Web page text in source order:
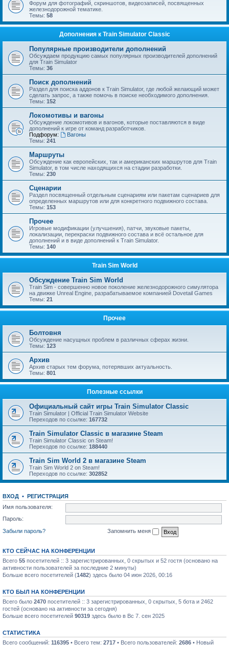
Форум для фотографий, скриншотов, видеозаписей, посвященных
железнодорожной тематике.
Темы: 58
Дополнения к Train Simulator Classic
Популярные производители дополнений
Обсуждаем продукцию самых популярных производителей дополнений
для Train Simulator
Темы: 36
Поиск дополнений
Раздел для поиска аддонов к Train Simulator, где любой желающий может
сделать запрос, а также помочь в поиске необходимого дополнения.
Темы: 152
Локомотивы и вагоны
Обсуждение локомотивов и вагонов, которые поставляются в виде
дополнений к игре от команд разработчиков.
Подфорум:
Вагоны
Темы: 241
Маршруты
Обсуждение как европейских, так и американских маршрутов для Train
Simulator, в том числе находящихся на стадии разработки.
Темы: 230
Сценарии
Раздел посвященный отдельным сценариям или пакетам сценариев для
определенных маршрутов или для конкретного подвижного состава.
Темы: 153
Прочее
Игровые модификации (улучшения), патчи, звуковые пакеты,
локализации, перекраски подвижного состава и всё остальное для
дополнений и в виде дополнений к Train Simulator.
Темы: 140
Train Sim World
Обсуждение Train Sim World
Train Sim - совершенно новое поколение железнодорожного симулятора
на движке Unreal Engine, разрабатываемое компанией Dovetail Games
Темы: 21
Прочее
Болтовня
Обсуждение насущных проблем в различных сферах жизни.
Темы: 123
Архив
Архив старых тем форума, потерявших актуальность.
Темы: 801
Полезные ссылки
Официальный сайт игры Train Simulator Classic
Train Simulator | Official Train Simulator Website
Переходов по ссылке: 167732
Train Simulator Classic в магазине Steam
Train Simulator Classic on Steam!
Переходов по ссылке: 188440
Train Sim World 2 в магазине Steam
Train Sim World 2 on Steam!
Переходов по ссылке: 302852
ВХОД • РЕГИСТРАЦИЯ
Имя пользователя:
Пароль:
Забыли пароль?
Запомнить меня
КТО СЕЙЧАС НА КОНФЕРЕНЦИИ
Всего 55 посетителей :: 3 зарегистрированных, 0 скрытых и 52 гостя (основано на
активности пользователей за последние 2 минуты)
Больше всего посетителей (1482) здесь было 04 июн 2026, 00:16
КТО БЫЛ НА КОНФЕРЕНЦИИ
Всего было 2470 посетителей :: 3 зарегистрированных, 0 скрытых, 5 бота и 2462
гостей (основано на активности за сегодня)
Больше всего посетителей 90319 здесь было в Вс 7. сен 2025
СТАТИСТИКА
Всего сообщений: 116395 • Всего тем: 2717 • Всего пользователей: 2686 • Новый